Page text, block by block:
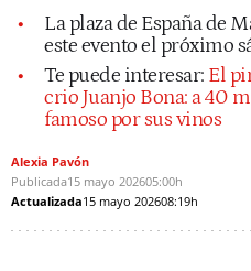
La plaza de España de
este evento el próximo
Te puede interesar: El
crio Juanjo Bona: a 40
famoso por sus vinos
Alexia Pavón
Publicada15 mayo 202605:00h
Actualizada15 mayo 202608:19h